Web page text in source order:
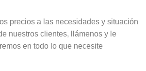
precios a las necesidades y situación
nuestros clientes, llámenos y le
en todo lo que necesite